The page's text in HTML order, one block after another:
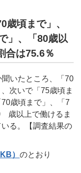
歳頃まで」、
」、「80歳以
合は75.6％
いたところ、「70
次いで「75歳頃ま
歳頃まで」、「7
歳以上で働けるま
る。【調査結果の
） のとおり